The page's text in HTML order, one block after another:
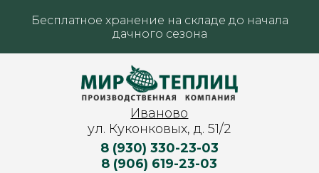
Бесплатное хранение на складе до начала
дачного сезона
Иваново
ул. Куконковых, д. 51/2
8 (930) 330-23-03
8 (906) 619-23-03